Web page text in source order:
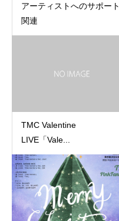
アーティストへのサポート
関連
TMC Valentine
LIVE「Vale...